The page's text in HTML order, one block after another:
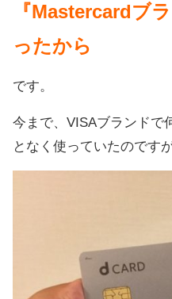
『Mastercardブ
ったから
です。
今まで、VISAブランドで
となく使っていたのです